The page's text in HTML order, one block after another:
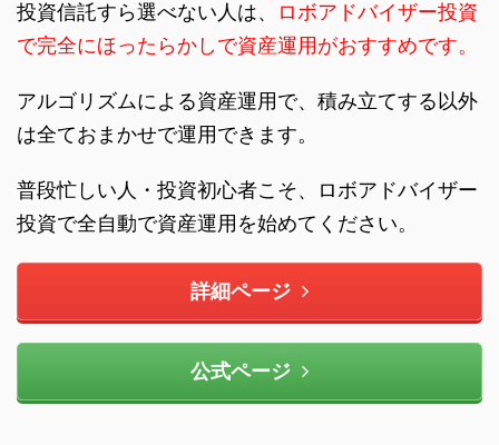
投資信託すら選べない人は、
ロボアドバイザー投資
で完全にほったらかしで資産運用がおすすめです。
アルゴリズムによる資産運用で、積み立てする以外
は全ておまかせで運用できます。
普段忙しい人・投資初心者こそ、ロボアドバイザー
投資で全自動で資産運用を始めてください。
詳細ページ
公式ページ